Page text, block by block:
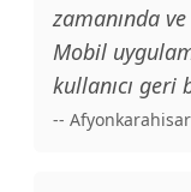
zamanında
Mobil
kullanıcı
--